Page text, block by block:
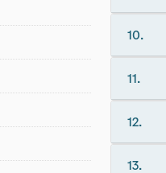
10.
11.
12.
13.